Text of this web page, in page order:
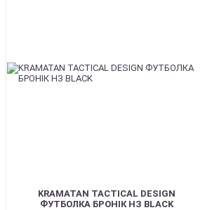
KRAMATAN TACTICAL DESIGN
ФУТБОЛКА БРОНІК НЗ BLACK